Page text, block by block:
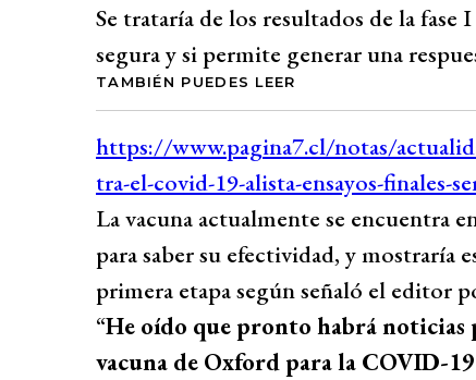
Se trataría de los resultados de la fase
segura y si permite generar una
TAMBIÉN PUEDES LEER
La vacuna actualmente se encuentra
para saber su efectividad, y mostraría
primera etapa según señaló el editor
“He oído que pronto habrá noticias
vacuna de Oxford para la COVID-